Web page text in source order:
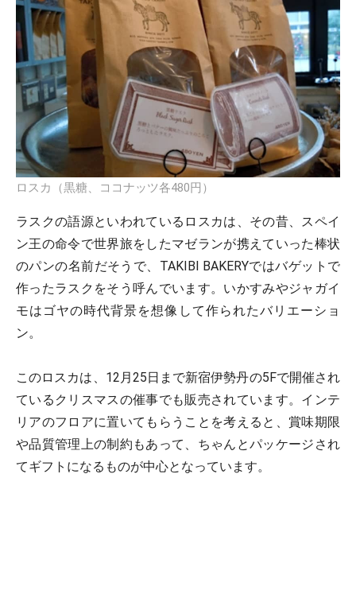
ロスカ（黒糖、ココナッツ各480円）
ラスクの語源といわれているロスカは、その昔、スペイ
ン王の命令で世界旅をしたマゼランが携えていった棒状
のパンの名前だそうで、TAKIBI BAKERYではバゲットで
作ったラスクをそう呼んでいます。いかすみやジャガイ
モはゴヤの時代背景を想像して作られたバリエーショ
ン。
このロスカは、12月25日まで新宿伊勢丹の5Fで開催され
ているクリスマスの催事でも販売されています。インテ
リアのフロアに置いてもらうことを考えると、賞味期限
や品質管理上の制約もあって、ちゃんとパッケージされ
てギフトになるものが中心となっています。